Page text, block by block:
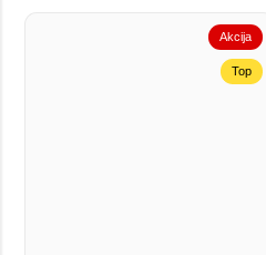
Akcija
Top